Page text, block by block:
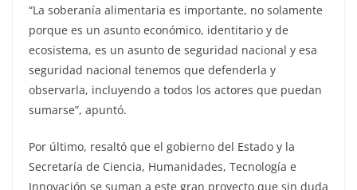
“La soberanía alimentaria es importante, no solamente
porque es un asunto económico, identitario y de
ecosistema, es un asunto de seguridad nacional y esa
seguridad nacional tenemos que defenderla y
observarla, incluyendo a todos los actores que puedan
sumarse”, apuntó.
Por último, resaltó que el gobierno del Estado y la
Secretaría de Ciencia, Humanidades, Tecnología e
Innovación se suman a este gran proyecto que sin duda